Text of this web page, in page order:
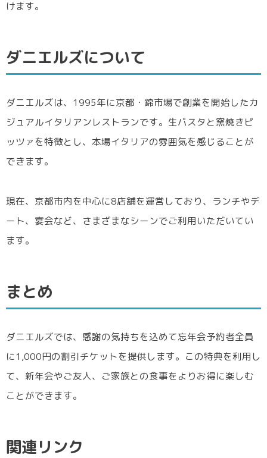
けます。
ダニエルズについて
ダニエルズは、1995年に京都・錦市場で創業を開始したカ
ジュアルイタリアンレストランです。生パスタと窯焼きピ
ッツァを特徴とし、本場イタリアの雰囲気を感じることが
できます。
現在、京都市内を中心に8店舗を運営しており、ランチやデ
ート、宴会など、さまざまなシーンでご利用いただいてい
ます。
まとめ
ダニエルズでは、感謝の気持ちを込めて忘年会予約者全員
に1,000円の割引チケットを提供します。この特典を利用し
て、新年会やご友人、ご家族との食事をよりお得に楽しむ
ことができます。
関連リンク